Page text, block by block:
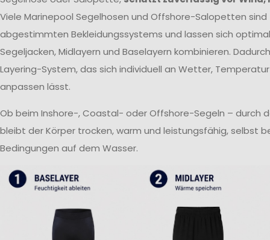
Viele Marinepool Segelhosen und Offshore-Salopetten sind
abgestimmten Bekleidungssystems und lassen sich
Segeljacken, Midlayern und Baselayern kombinieren.
Layering-System, das sich individuell an Wetter,
anpassen lässt.
Ob beim Inshore-, Coastal- oder Offshore-Segeln – durch
bleibt der Körper trocken, warm und leistungsfähig, selbst
Bedingungen auf dem Wasser.